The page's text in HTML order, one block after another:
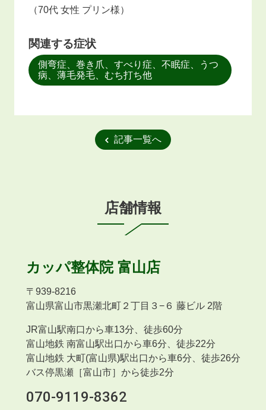
（70代 女性 プリン様）
関連する症状
側弯症、巻き爪、すべり症、不眠症、うつ
病、薄毛発毛、むち打ち他
記事一覧へ
店舗情報
カッパ整体院 富山店
〒 939-8216
富山県富山市黒瀬北町２丁目３−６ 藤ビル 2階
JR富山駅南口から車13分、徒歩60分
富山地鉄 南富山駅出口から車6分、徒歩22分
富山地鉄 大町(富山県)駅出口から車6分、徒歩26分
バス停黒瀬［富山市］から徒歩2分
070-9119-8362